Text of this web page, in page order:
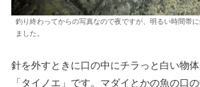
釣り終わってからの写真なので夜ですが、明るい時間帯
ました。
針を外すときに口の中にチラっと白い物体
「タイノエ」です。マダイとかの魚の口